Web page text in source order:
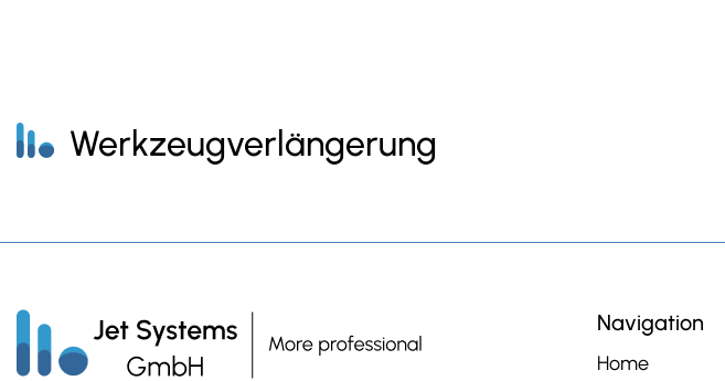
Werkzeugverlängerung
Navigation
Home